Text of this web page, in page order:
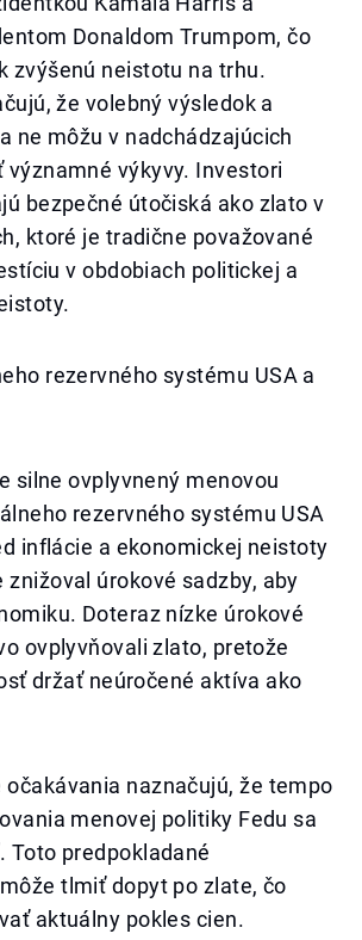
Donaldom Trumpom, čo
zvýšenú neistotu na trhu.
že volebný výsledok a
ne môžu v nadchádzajúcich
významné výkyvy. Investori
bezpečné útočiská ako zlato v
ktoré je tradične považované
v obdobiach politickej a
rezervného systému USA a
silne ovplyvnený menovou
rezervného systému USA
inflácie a ekonomickej neistoty
znižoval úrokové sadzby, aby
Doteraz nízke úrokové
ovplyvňovali zlato, pretože
držať neúročené aktíva ako
očakávania naznačujú, že tempo
menovej politiky Fedu sa
Toto predpokladané
tlmiť dopyt po zlate, čo
aktuálny pokles cien.